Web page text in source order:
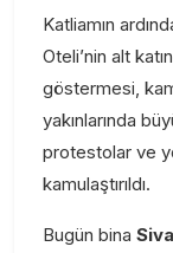
Katliamın
Oteli’nin alt
göstermesi,
yakınlarında
protestolar ve
kamulaştırıldı.
Bugün bina